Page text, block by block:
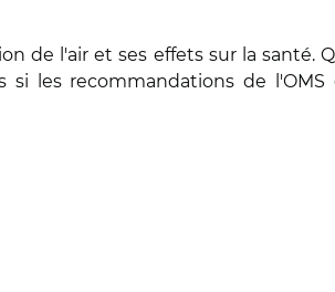
de l'air et ses effets sur la santé.
si les recommandations de l'OMS